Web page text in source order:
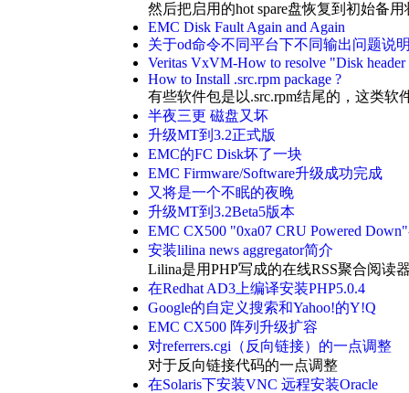
然后把启用的hot spare盘恢复到初始备用
EMC Disk Fault Again and Again
关于od命令不同平台下不同输出问题说
Veritas VxVM-How to resolve "Disk header
How to Install .src.rpm package ?
有些软件包是以.src.rpm结尾的，这类
半夜三更 磁盘又坏
升级MT到3.2正式版
EMC的FC Disk坏了一块
EMC Firmware/Software升级成功完成
又将是一个不眠的夜晚
升级MT到3.2Beta5版本
EMC CX500 "0xa07 CRU Powered
安装lilina news aggregator简介
Lilina是用PHP写成的在线RSS聚合阅读
在Redhat AD3上编译安装PHP5.0.4
Google的自定义搜索和Yahoo!的Y!Q
EMC CX500 阵列升级扩容
对referrers.cgi（反向链接）的一点调整
对于反向链接代码的一点调整
在Solaris下安装VNC 远程安装Oracle